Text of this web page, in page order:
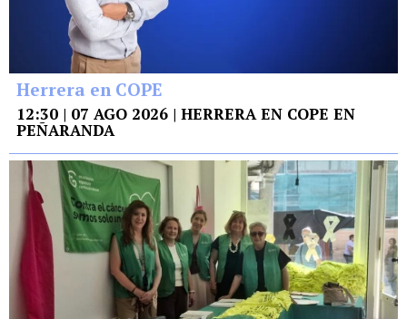
Herrera en COPE
12:30 | 07 AGO 2026 | HERRERA EN COPE EN
PEÑARANDA